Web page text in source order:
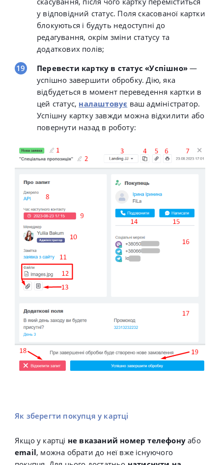
у відповідний статус. Поля скасованої картки
блокуються і будуть недоступні до
редагування, окрім зміни статусу та
додаткових полів;
Перевести картку в статус «Успішно» —
успішно завершити обробку. Дію, яка
відбудеться в момент переведення картки в
цей статус, налаштовує ваш адміністратор.
Успішну картку завжди можна відхилити або
повернути назад в роботу:
Як зберегти покупця у картці
Якщо у картці не вказаний номер телефонуабо
email, можна обрати до неї вже існуючого